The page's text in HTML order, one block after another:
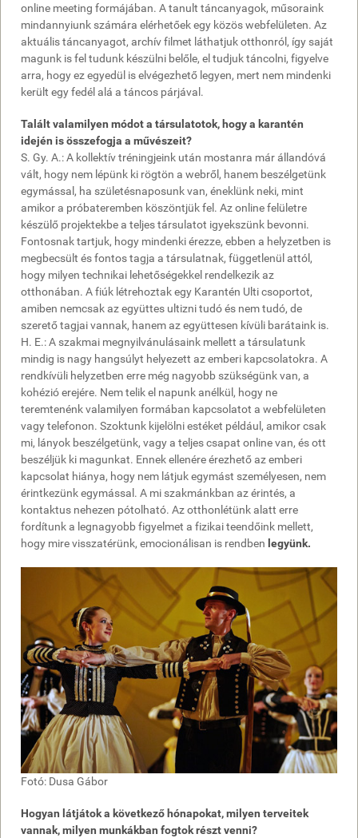
online meeting formájában. A tanult táncanyagok, műsoraink
mindannyiunk számára elérhetőek egy közös webfelületen. Az
aktuális táncanyagot, archív filmet láthatjuk otthonról, így saját
magunk is fel tudunk készülni belőle, el tudjuk táncolni, figyelve
arra, hogy ez egyedül is elvégezhető legyen, mert nem mindenki
került egy fedél alá a táncos párjával.
Talált valamilyen módot a társulatotok, hogy a karantén
idején is összefogja a művészeit?
S. Gy. A.: A kollektív tréningjeink után mostanra már állandóvá
vált, hogy nem lépünk ki rögtön a webről, hanem beszélgetünk
egymással, ha születésnaposunk van, éneklünk neki, mint
amikor a próbateremben köszöntjük fel. Az online felületre
készülő projektekbe a teljes társulatot igyekszünk bevonni.
Fontosnak tartjuk, hogy mindenki érezze, ebben a helyzetben is
megbecsült és fontos tagja a társulatnak, függetlenül attól,
hogy milyen technikai lehetőségekkel rendelkezik az
otthonában. A fiúk létrehoztak egy Karantén Ulti csoportot,
amiben nemcsak az együttes ultizni tudó és nem tudó, de
szerető tagjai vannak, hanem az együttesen kívüli barátaink is.
H. E.: A szakmai megnyilvánulásaink mellett a társulatunk
mindig is nagy hangsúlyt helyezett az emberi kapcsolatokra. A
rendkívüli helyzetben erre még nagyobb szükségünk van, a
kohézió erejére. Nem telik el napunk anélkül, hogy ne
teremtenénk valamilyen formában kapcsolatot a webfelületen
vagy telefonon. Szoktunk kijelölni estéket például, amikor csak
mi, lányok beszélgetünk, vagy a teljes csapat online van, és ott
beszéljük ki magunkat. Ennek ellenére érezhető az emberi
kapcsolat hiánya, hogy nem látjuk egymást személyesen, nem
érintkezünk egymással. A mi szakmánkban az érintés, a
kontaktus nehezen pótolható. Az otthonlétünk alatt erre
fordítunk a legnagyobb figyelmet a fizikai teendőink mellett,
hogy mire visszatérünk, emocionálisan is rendben legyünk.
Fotó: Dusa Gábor
Hogyan látjátok a következő hónapokat, milyen terveitek
vannak, milyen munkákban fogtok részt venni?